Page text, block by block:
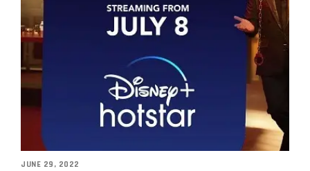
JUNE 29, 2022